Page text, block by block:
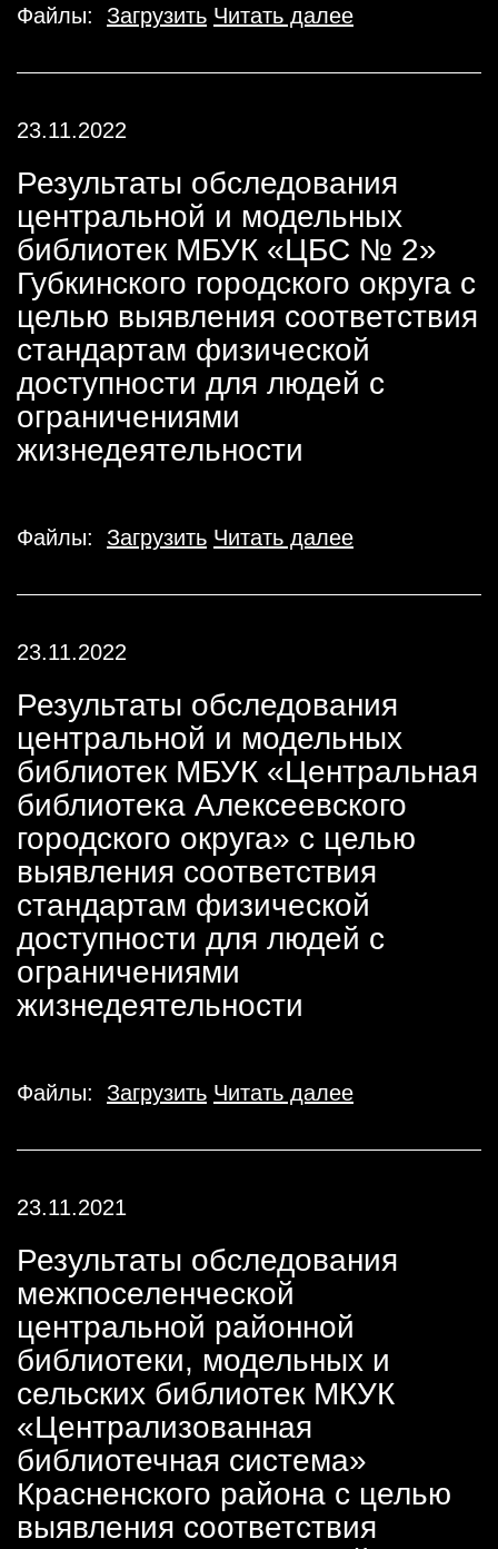
Файлы: Загрузить Читать далее
23.11.2022
Результаты обследования
центральной и модельных
библиотек МБУК «ЦБС № 2»
Губкинского городского округа с
целью выявления соответствия
стандартам физической
доступности для людей с
ограничениями
жизнедеятельности
Файлы: Загрузить Читать далее
23.11.2022
Результаты обследования
центральной и модельных
библиотек МБУК «Центральная
библиотека Алексеевского
городского округа» с целью
выявления соответствия
стандартам физической
доступности для людей с
ограничениями
жизнедеятельности
Файлы: Загрузить Читать далее
23.11.2021
Результаты обследования
межпоселенческой
центральной районной
библиотеки, модельных и
сельских библиотек МКУК
«Централизованная
библиотечная система»
Красненского района с целью
выявления соответствия